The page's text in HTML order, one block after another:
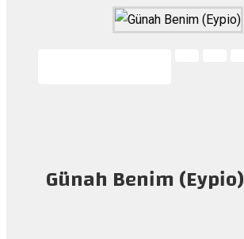
Günah Benim (Eypio)